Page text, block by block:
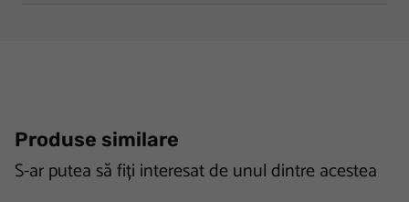
Produse similare
S-ar putea să fiți interesat de unul dintre acestea